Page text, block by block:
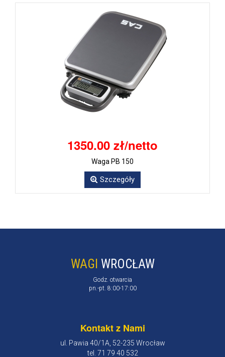
1350.00 zł/netto
Waga PB 150
Szczegóły
WAGI WROCŁAW
Godz. otwarcia
pn.-pt. 8:00-17:00
Kontakt z Nami
ul. Pawia 40/1A, 52-235 Wrocław
tel. 71 79 40 532